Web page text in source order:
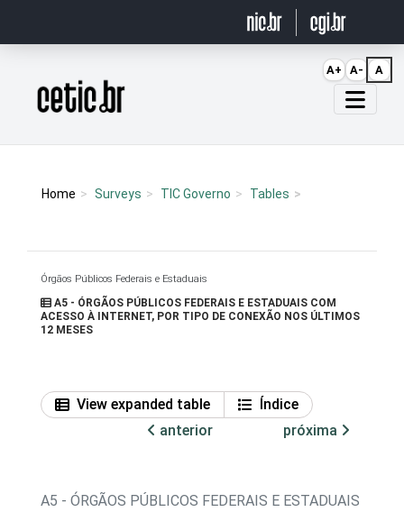
Página inicial
Home Surveys TIC Governo Tables
Órgãos Públicos Federais e Estaduais
A5 - ÓRGÃOS PÚBLICOS FEDERAIS E ESTADUAIS COM
ACESSO À INTERNET, POR TIPO DE CONEXÃO NOS ÚLTIMOS
12 MESES
View expanded table
Índice
anterior
próxima
A5 - ÓRGÃOS PÚBLICOS FEDERAIS E ESTADUAIS
A+ A- A